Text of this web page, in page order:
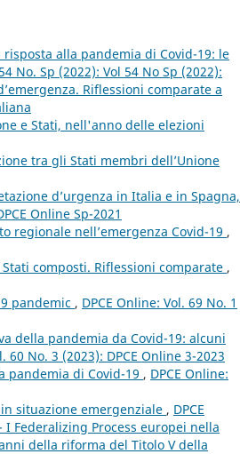
alla pandemia di Covid-19: le
No. Sp (2022): Vol 54 No Sp (2022):
Riflessioni comparate a
e Stati, nell'anno delle elezioni
tra gli Stati membri dell’Unione
d’urgenza in Italia e in Spagna,
Online Sp-2021
regionale nell’emergenza Covid-19 ,
composti. Riflessioni comparate ,
pandemic , DPCE Online: Vol. 69 No. 1
della pandemia da Covid-19: alcuni
60 No. 3 (2023): DPCE Online 3-2023
pandemia di Covid-19 , DPCE Online:
situazione emergenziale , DPCE
I Federalizing Process europei nella
della riforma del Titolo V della